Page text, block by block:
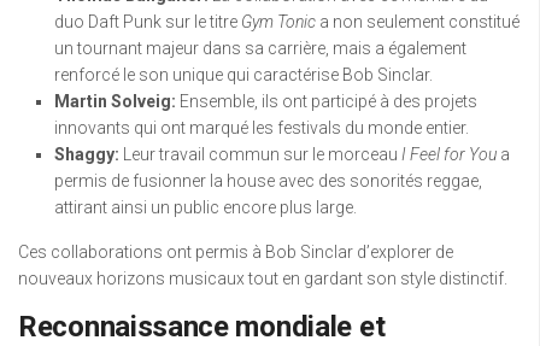
duo Daft Punk sur le titre Gym Tonic a non seulement constitué
un tournant majeur dans sa carrière, mais a également
renforcé le son unique qui caractérise Bob Sinclar.
Martin Solveig: Ensemble, ils ont participé à des projets
innovants qui ont marqué les festivals du monde entier.
Shaggy: Leur travail commun sur le morceau I Feel for You a
permis de fusionner la house avec des sonorités reggae,
attirant ainsi un public encore plus large.
Ces collaborations ont permis à Bob Sinclar d’explorer de
nouveaux horizons musicaux tout en gardant son style distinctif.
Reconnaissance mondiale et